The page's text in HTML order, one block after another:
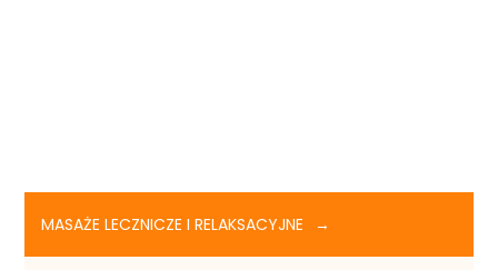
MASAŻE LECZNICZE I RELAKSACYJNE